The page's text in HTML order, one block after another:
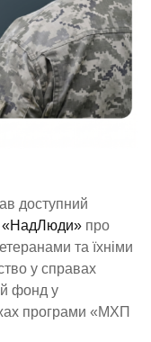
доступний
«НадЛюди» про
та їхніми
у справах
фонд у
програми «МХП